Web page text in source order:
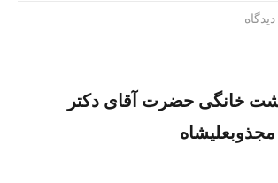
خانگی حضرت آقای دکتر
مجذوبعلیشاه